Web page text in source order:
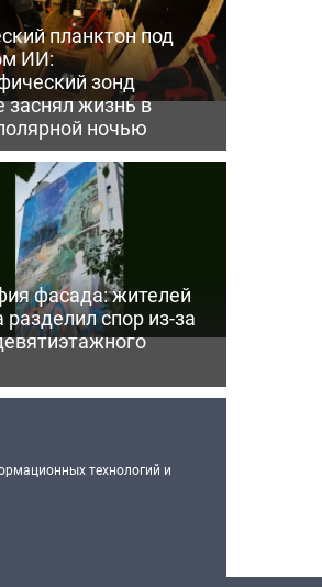
планктон под
ИИ:
зонд
заснял жизнь в
ночью
фасада: жителей
спор из-за
технологий и